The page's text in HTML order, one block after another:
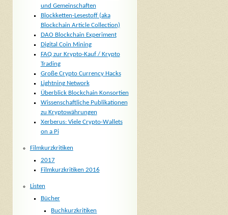
und Gemeinschaften
Blockketten-Lesestoff (aka
Blockchain Article Collection)
DAO Blockchain Experiment
Digital Coin Mining
FAQ zur Krypto-Kauf / Krypto
Trading
Große Crypto Currency Hacks
Lightning Network
Überblick Blockchain Konsortien
Wissenschaftliche Publikationen
zu Kryptowährungen
Xerberus: Viele Crypto-Wallets
on a Pi
Filmkurzkritiken
2017
Filmkurzkritiken 2016
Listen
Bücher
Buchkurzkritiken